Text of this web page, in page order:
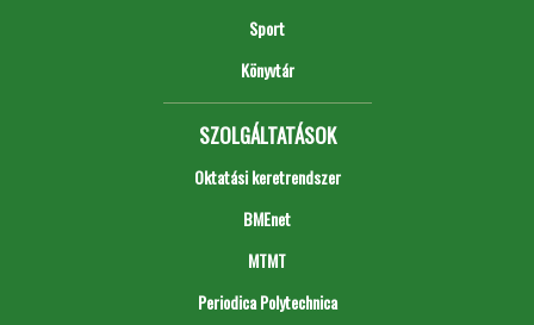
Sport
Könyvtár
SZOLGÁLTATÁSOK
Oktatási keretrendszer
BMEnet
MTMT
Periodica Polytechnica